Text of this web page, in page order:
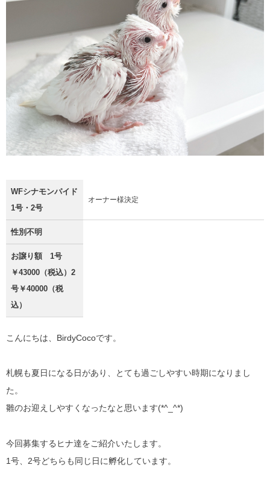
WFシナモンパイド
1号・2号
オーナー様決定
性別不明
お譲り額 1号
￥43000（税込）2
号￥40000（税
込）
こんにちは、BirdyCocoです。
札幌も夏日になる日があり、とても過ごしやすい時期になりまし
た。
雛のお迎えしやすくなったなと思います(*^_^*)
今回募集するヒナ達をご紹介いたします。
1号、2号どちらも同じ日に孵化しています。